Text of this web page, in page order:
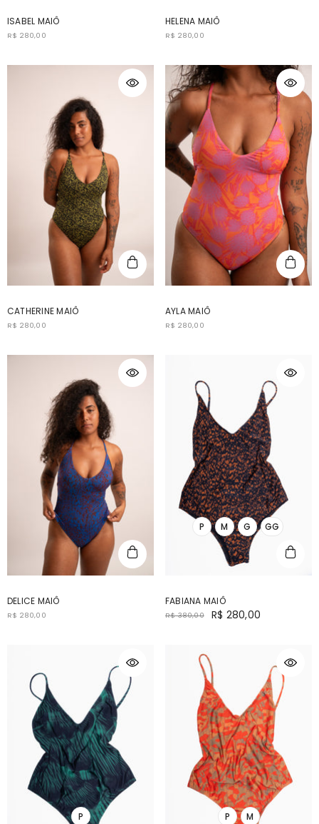
ISABEL MAIÔ
R$ 280,00
HELENA MAIÔ
R$ 280,00
CATHERINE MAIÔ
R$ 280,00
AYLA MAIÔ
R$ 280,00
DELICE MAIÔ
R$ 280,00
P M G GG
FABIANA MAIÔ
R$ 380,00 R$ 280,00
P P M